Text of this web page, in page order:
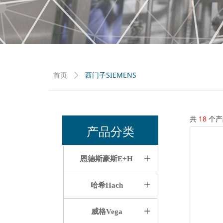
共 18 个
首页 ꄲ 西门子SIEMENS
产品分类
ꄶ
恩德斯豪斯E+H
ꄶ
哈希Hach
ꄶ
威格Vega